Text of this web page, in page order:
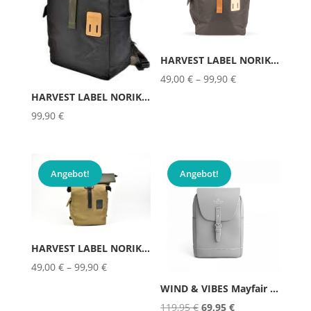
HARVEST LABEL NORIKURA Rolltop-R...
99,90 €
HARVEST LABEL NORIKURA Rolltop-R...
49,00€ –99,90€
Angebot!
HARVEST LABEL NORIKURA Rolltop-R...
49,00 €– 99,90 €
Angebot!
WIND & VIBES Mayfair Vegan ...
119,95€ Ursprünglicher
69,95€Aktueller